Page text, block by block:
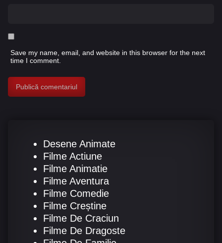
Save my name, email, and website in this browser for the next
time I comment.
Desene Animate
Filme Actiune
Filme Animatie
Filme Aventura
Filme Comedie
Filme Creștine
Filme De Craciun
Filme De Dragoste